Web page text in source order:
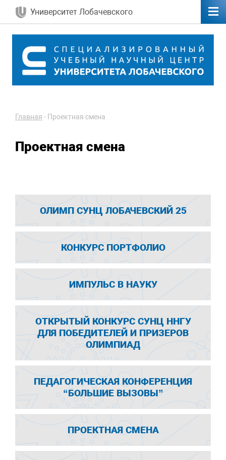
Университет Лобачевского
Главная - Проектная смена
Проектная смена
ОЛИМП СУНЦ ЛОБАЧЕВСКИЙ 25
КОНКУРС ПОРТФОЛИО
ИМПУЛЬС В НАУКУ
ОТКРЫТЫЙ КОНКУРС СУНЦ ННГУ
ДЛЯ ПОБЕДИТЕЛЕЙ И ПРИЗЕРОВ
ОЛИМПИАД
ПЕДАГОГИЧЕСКАЯ КОНФЕРЕНЦИЯ
“БОЛЬШИЕ ВЫЗОВЫ”
ПРОЕКТНАЯ СМЕНА